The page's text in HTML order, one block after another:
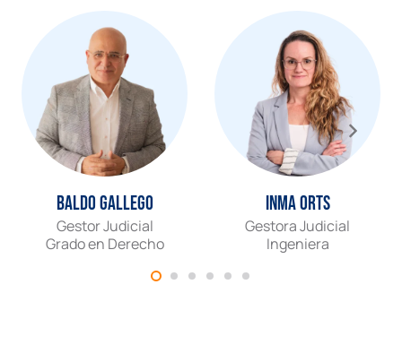
Baldo Gallego
Gestor Judicial
Grado en Derecho
Inma Orts
Gestora Judicial
Ingeniera